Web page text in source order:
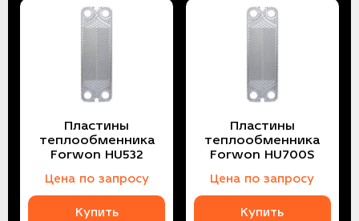
Пластины
теплообменника
Forwon HU532
Цена по запросу
Купить
Пластины
теплообменника
Forwon HU700S
Цена по запросу
Купить